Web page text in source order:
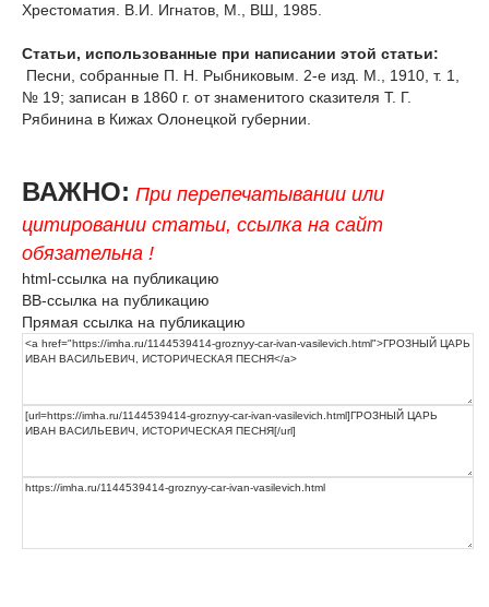
Хрестоматия. В.И. Игнатов, М., ВШ, 1985.
Статьи, использованные при написании этой статьи:
Песни, собранные П. Н. Рыбниковым. 2-е изд. М., 1910, т. 1,
№ 19; записан в 1860 г. от знаменитого сказителя Т. Г.
Рябинина в Кижах Олонецкой губернии.
ВАЖНО: При перепечатывании или
цитировании статьи, ссылка на сайт
обязательна !
html-ссылка на публикацию
BB-ссылка на публикацию
Прямая ссылка на публикацию